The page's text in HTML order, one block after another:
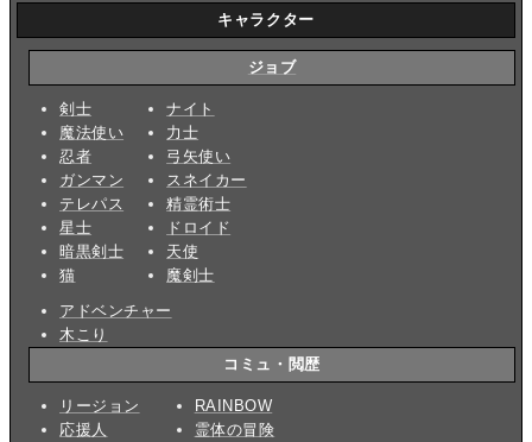
キャラクター
ジョブ
剣士
魔法使い
忍者
ガンマン
テレパス
星士
暗黒剣士
猫
ナイト
力士
弓矢使い
スネイカー
精霊術士
ドロイド
天使
魔剣士
アドベンチャー
木こり
コミュ・閲歴
リージョン
応援人
RAINBOW
霊体の冒険